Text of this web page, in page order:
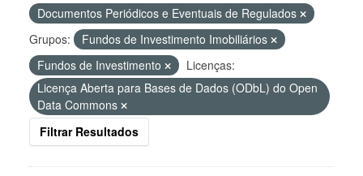
Documentos Periódicos e Eventuais de Regulados
Grupos:
Fundos de Investimento Imobiliários
Fundos de Investimento
Licenças:
Licença Aberta para Bases de Dados (ODbL) do Open
Data Commons
Filtrar Resultados